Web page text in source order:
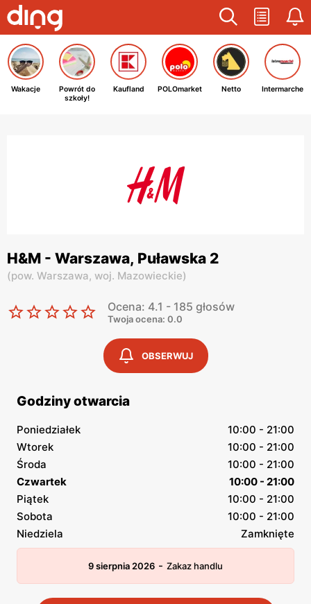
Wakacje
Powrót do
szkoły!
Kaufland POLOmarket Netto Intermarche
H&M - Warszawa, Puławska 2
(pow. Warszawa, woj. Mazowieckie)
Ocena: 4.1 - 185 głosów
Twoja ocena: 0.0
OBSERWUJ
Godziny otwarcia
Poniedziałek
10:00 - 21:00
Wtorek
10:00 - 21:00
Środa
10:00 - 21:00
Czwartek
10:00 - 21:00
Piątek
10:00 - 21:00
Sobota
10:00 - 21:00
Niedziela
Zamknięte
9 sierpnia 2026 - Zakaz handlu